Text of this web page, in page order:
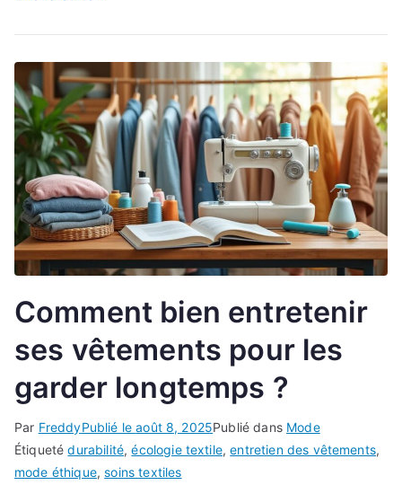
Comment bien entretenir
ses vêtements pour les
garder longtemps ?
Par FreddyPublié leaoût 8, 2025Publié dans Mode
Étiquetédurabilité,écologie textile,entretien des vêtements,
mode éthique,soins textiles